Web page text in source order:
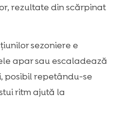
rezultate din scărpinat
sezoniere e
apar sau escaladează
posibil repetându-se
ritm ajută la